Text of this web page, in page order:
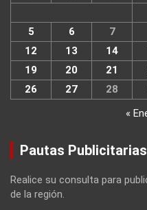
5
6 7
12
13 14
19
20 21
26
27 28
«
Pautas Publicitarias
Realice su consulta para
de la región.